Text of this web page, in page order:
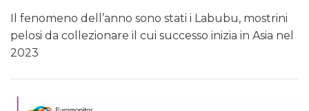
Il fenomeno dell’anno sono stati i Labubu, mostrini
pelosi da collezionare il cui successo inizia in Asia nel
2023